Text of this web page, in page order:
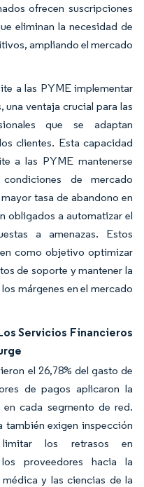
ofrecen suscripciones
eliminan la necesidad de
ampliando el mercado
a las PYME implementar
una ventaja crucial para las
que se adaptan
clientes. Esta capacidad
a las PYME mantenerse
de mercado
tasa de abandono en
obligados a automatizar el
a amenazas. Estos
como objetivo optimizar
de soporte y mantener la
márgenes en el mercado
Servicios Financieros
el 26,78% del gasto de
de pagos aplicaron la
cada segmento de red.
también exigen inspección
los retrasos en
proveedores hacia la
y las ciencias de la